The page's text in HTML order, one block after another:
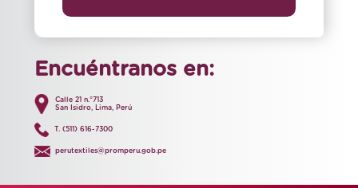
Encuéntranos en:
Calle 21 n.°713
San Isidro, Lima, Perú
T. (511) 616-7300
perutextiles@promperu.gob.pe